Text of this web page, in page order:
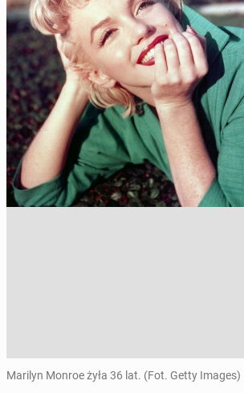
Marilyn Monroe żyła 36 lat. (Fot. Getty Images)